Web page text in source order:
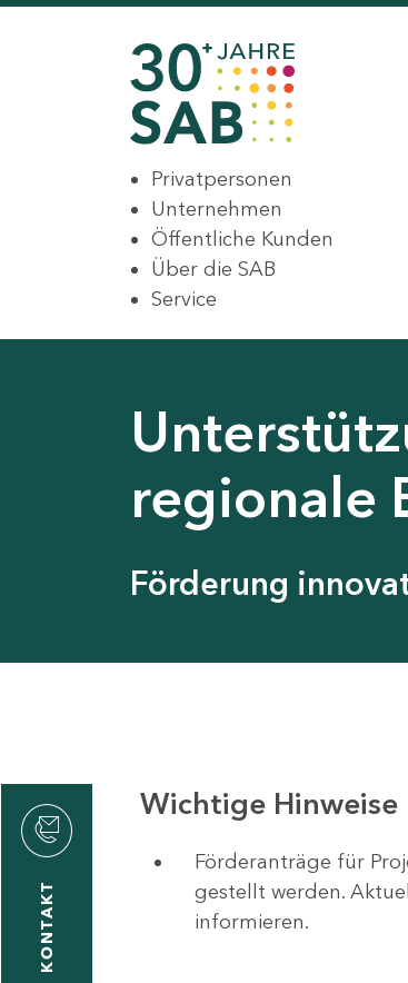
Privatpersonen
Unternehmen
Öffentliche Kunden
Über die SAB
Service
regionale
Förderung
KONTAKT
Wichtige Hinweise
Förderanträge für
gestellt werden.
informieren.